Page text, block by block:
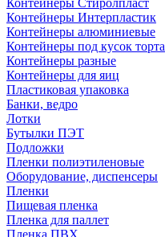
Контейнеры Стиролпласт
Контейнеры Интерпластик
Контейнеры алюминиевые
Контейнеры под кусок торта
Контейнеры разные
Контейнеры для яиц
Пластиковая упаковка
Банки, ведро
Лотки
Бутылки ПЭТ
Подложки
Пленки полиэтиленовые
Оборудование, диспенсеры
Пленки
Пищевая пленка
Пленка для паллет
Пленка ПВХ